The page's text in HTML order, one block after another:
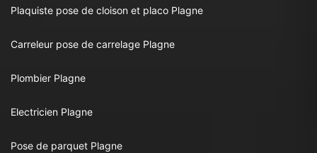
Plaquiste pose de cloison et placo Plagne
Carreleur pose de carrelage Plagne
Plombier Plagne
Electricien Plagne
Pose de parquet Plagne